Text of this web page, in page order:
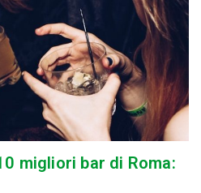
migliori bar di Roma: